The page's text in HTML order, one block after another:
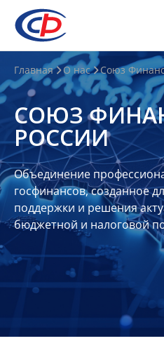
О
нас
О
СФР
Совет
Союза
Участники
Планы
отчеты
Контакты
Главная О нас Союз
СОЮЗ
РОССИИ
Объединение
госфинансов, созданное
поддержки и решения
бюджетной и налоговой